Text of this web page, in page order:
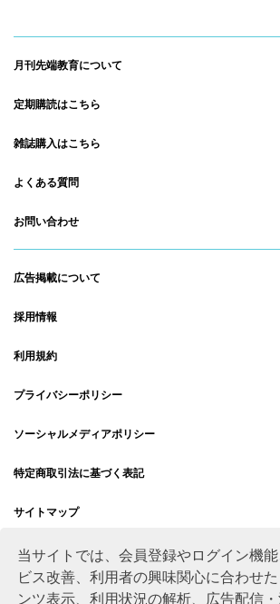
当サイトでは、会員登録やログイン機
ビス改善、利用者の興味関心に合わせ
ンツ表示、利用状況の解析、広告配信・
月刊先端教育について
定期購読はこちら
雑誌購入はこちら
よくある質問
お問い合わせ
広告掲載について
採用情報
利用規約
プライバシーポリシー
ソーシャルメディアポリシー
特定商取引法に基づく表記
サイトマップ